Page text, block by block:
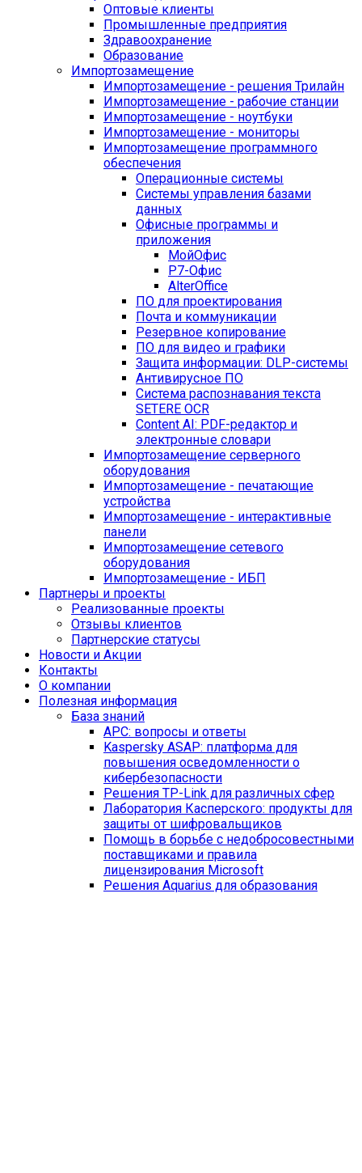
Оптовые клиенты
Промышленные предприятия
Здравоохранение
Образование
Импортозамещение
Импортозамещение - решения Трилайн
Импортозамещение - рабочие станции
Импортозамещение - ноутбуки
Импортозамещение - мониторы
Импортозамещение программного
обеспечения
Операционные системы
Системы управления базами
данных
Офисные программы и
приложения
МойОфис
Р7-Офис
AlterOffice
ПО для проектирования
Почта и коммуникации
Резервное копирование
ПО для видео и графики
Защита информации: DLP-системы
Антивирусное ПО
Система распознавания текста
SETERE OCR
Content AI: PDF-редактор и
электронные словари
Импортозамещение серверного
оборудования
Импортозамещение - печатающие
устройства
Импортозамещение - интерактивные
панели
Импортозамещение сетевого
оборудования
Импортозамещение - ИБП
Партнеры и проекты
Реализованные проекты
Отзывы клиентов
Партнерские статусы
Новости и Акции
Контакты
O компании
Полезная информация
База знаний
APC: вопросы и ответы
Kaspersky ASAP: платформа для
повышения осведомленности о
кибербезопасности
Решения TP-Link для различных сфер
Лаборатория Касперского: продукты для
защиты от шифровальщиков
Помощь в борьбе с недобросовестными
поставщиками и правила
лицензирования Microsoft
Решения Aquarius для образования